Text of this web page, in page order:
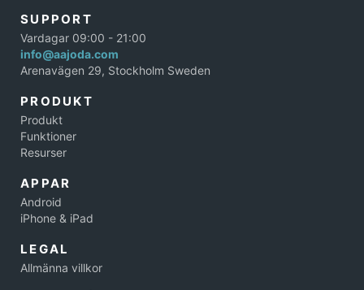
SUPPORT
Vardagar 09:00 - 21:00
info@aajoda.com
Arenavägen 29, Stockholm Sweden
PRODUKT
Produkt
Funktioner
Resurser
APPAR
Android
iPhone & iPad
LEGAL
Allmänna villkor